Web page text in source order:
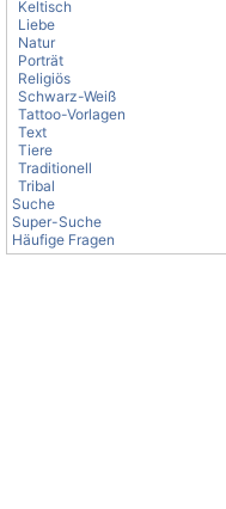
Keltisch
Liebe
Natur
Porträt
Religiös
Schwarz-Weiß
Tattoo-Vorlagen
Text
Tiere
Traditionell
Tribal
Suche
Super-Suche
Häufige Fragen